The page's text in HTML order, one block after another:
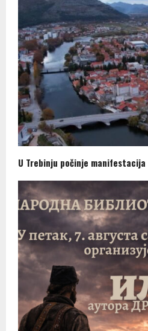
U Trebinju počinje manifestacija